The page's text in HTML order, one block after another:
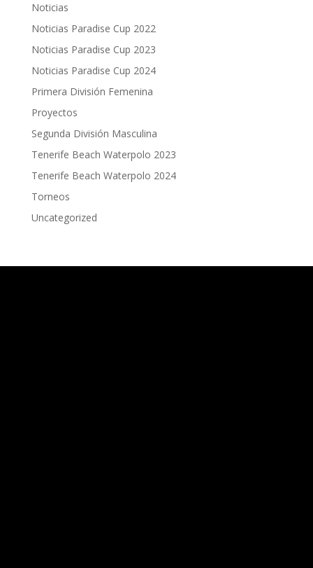
Noticias
Noticias Paradise Cup 2022
Noticias Paradise Cup 2023
Noticias Paradise Cup 2024
Primera División Femenina
Proyectos
Segunda División Masculina
Tenerife Beach Waterpolo 2023
Tenerife Beach Waterpolo 2024
Torneos
Uncategorized